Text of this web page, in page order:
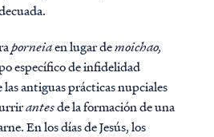
porneiaen lugar demoichao,
específico de infidelidad
antiguas prácticas nupciales
antesde la formación de una
En los días de Jesús, los